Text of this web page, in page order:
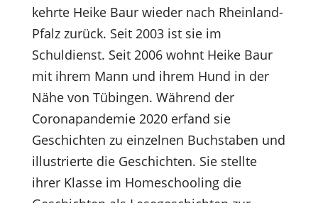
kehrte Heike Baur wieder nach Rheinland-
Pfalz zurück. Seit 2003 ist sie im
Schuldienst. Seit 2006 wohnt Heike Baur
mit ihrem Mann und ihrem Hund in der
Nähe von Tübingen. Während der
Coronapandemie 2020 erfand sie
Geschichten zu einzelnen Buchstaben und
illustrierte die Geschichten. Sie stellte
ihrer Klasse im Homeschooling die